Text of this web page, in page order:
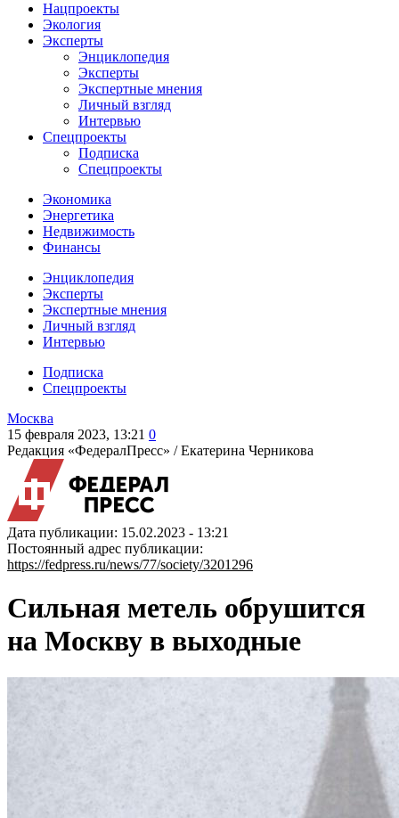
Нацпроекты
Экология
Эксперты
Энциклопедия
Эксперты
Экспертные мнения
Личный взгляд
Интервью
Спецпроекты
Подписка
Спецпроекты
Экономика
Энергетика
Недвижимость
Финансы
Энциклопедия
Эксперты
Экспертные мнения
Личный взгляд
Интервью
Подписка
Спецпроекты
Москва
15 февраля 2023, 13:21 0
Редакция «ФедералПресс» /Екатерина Черникова
Дата публикации: 15.02.2023 - 13:21
Постоянный адрес публикации:
https://fedpress.ru/news/77/society/3201296
Сильная метель обрушится
на Москву в выходные